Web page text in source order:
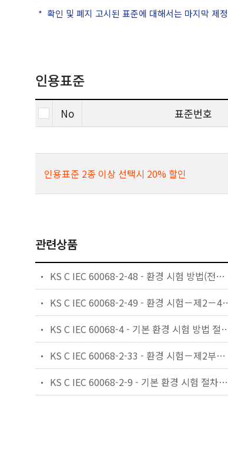
확인 및 폐지 고시된 표준에 대해서는 마지막 제
인용표준
No 표준번호
인용표준 2종 이상 선택시 20% 할인
관련상품
KS C IEC 60068-2-48 - 환경 시험 방법(전기 . 전자) - 저장효과 시험의 적용 지침
KS C IEC 60068-2-49 - 환경 시험－제2－
KS C IEC 60068-4 - 기본 환경 시험 방법 절차－제4부：규격
KS C IEC 60068-2-33 - 환경 시험－제2부：시험－온도 변화 시험에 관한 지침
KS C IEC 60068-2-9 - 기본 환경 시험 절차－제2부：태양 복사열 시험 지침서